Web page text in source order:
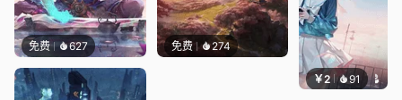
免费 627 免费 274
￥2 91 豆子